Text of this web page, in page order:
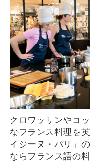
クロワッサンやコック・オ・ヴァンなど、本格的
なフランス料理を
イジーヌ・パリ」
ならフランス語の